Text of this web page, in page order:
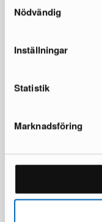
Nödvändig
Inställningar
Statistik
Marknadsföring
1 i lager ·
Du sparar 343 €